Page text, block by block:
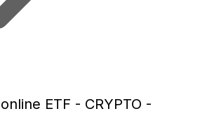
ETF - CRYPTO -